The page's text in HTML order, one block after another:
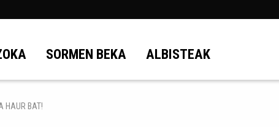
SORMEN BEKA ALBISTEAK
HAUR BAT!